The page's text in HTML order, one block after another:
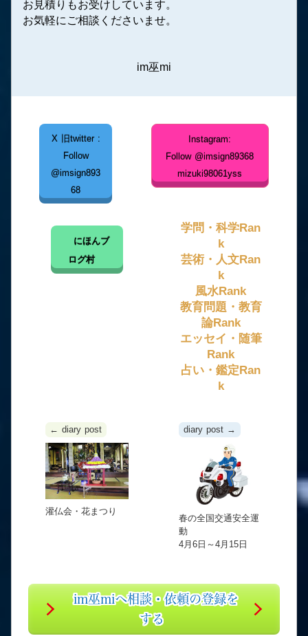
お見積りもお受けしています。
お気軽にご相談くださいませ。
im巫mi
X 旧twitter :
Follow
@imsign893
68
Instagram:
Follow @imsign89368
mizuki98061yss
にほんブ
ログ村
学問・科学Ran
k
芸術・人文Ran
k
風水Rank
教育問題・教育
論Rank
エッセイ・随筆
Rank
占い・鑑定Ran
k
← diary post
灌仏会・花まつり
diary post →
春の全国交通安全運
動
4月6日～4月15日
im巫miへ相談・依頼の登録を
する